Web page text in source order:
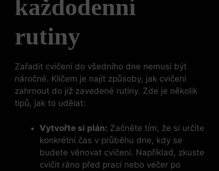
každodenní
rutiny
Zařadit cvičení do všedního dne nemusí být
náročné. Klíčem je najít způsoby, jak cvičení
zahrnout do již zavedené rutiny. Zde je několik
tipů, jak to udělat:
Vytvořte si plán: Začněte tím, že si určíte
konkrétní čas v průběhu dne, kdy se
budete věnovat cvičení. Například, zkuste
cvičit ráno před prací nebo večer po